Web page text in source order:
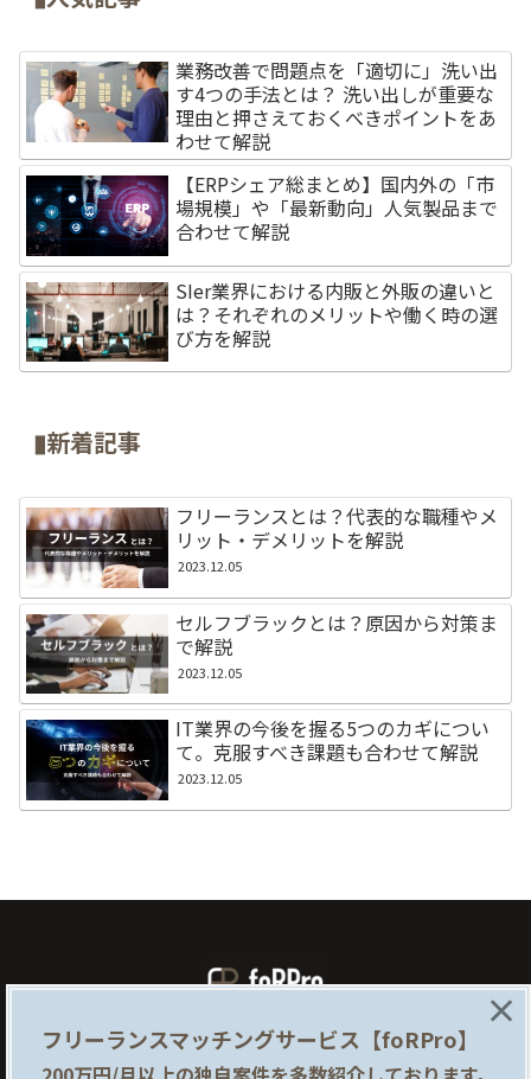
業務改善で問題点を「適切に」洗い出
す4つの手法とは？ 洗い出しが重要な
理由と押さえておくべきポイントをあ
わせて解説
【ERPシェア総まとめ】国内外の「市
場規模」や「最新動向」人気製品まで
合わせて解説
SIer業界における内販と外販の違いと
は？それぞれのメリットや働く時の選
び方を解説
▮新着記事
フリーランスとは？代表的な職種やメ
リット・デメリットを解説
2023.12.05
セルフブラックとは？原因から対策ま
で解説
2023.12.05
IT業界の今後を握る5つのカギについ
て。克服すべき課題も合わせて解説
2023.12.05
foRProとは
企業様はこちら
フリーランスマッチングサービス【foRPro】
×